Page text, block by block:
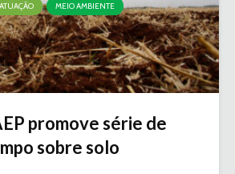
ATUAÇÃO
MEIO AMBIENTE
promove série de
sobre solo